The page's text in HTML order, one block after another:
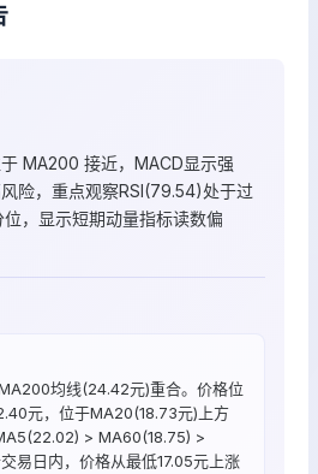
MA200 接近，MACD显示强
险，重点观察RSI(79.54)处于过
，显示短期动量指标读数偏
均线(24.42元)重合。价格位
元，位于MA20(18.73元)上方
> MA60(18.75) >
易日内，价格从最低17.05元上涨